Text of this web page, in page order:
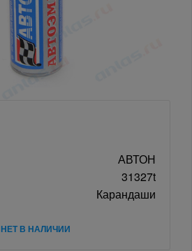
АВТОН
31327t
Карандаши
НЕТ В НАЛИЧИИ